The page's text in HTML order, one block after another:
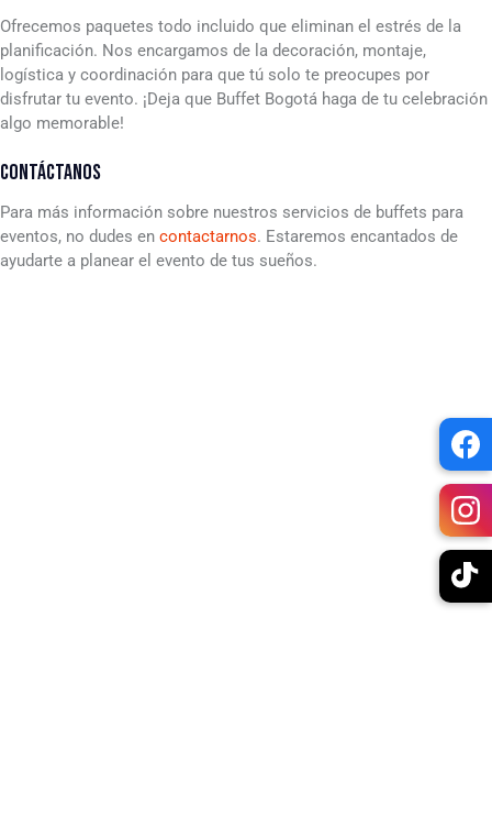
Ofrecemos paquetes todo incluido que eliminan el estrés de la
planificación. Nos encargamos de la decoración, montaje,
logística y coordinación para que tú solo te preocupes por
disfrutar tu evento. ¡Deja que Buffet Bogotá haga de tu celebración
algo memorable!
CONTÁCTANOS
Para más información sobre nuestros servicios de buffets para
eventos, no dudes en contactarnos. Estaremos encantados de
ayudarte a planear el evento de tus sueños.